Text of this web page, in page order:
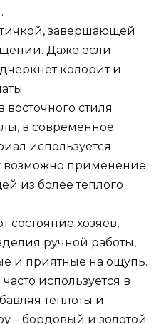
завершающей
Даже если
колорит и
стиля
в современное
используется
возможно применение
из более теплого
состояние хозяев,
ручной работы,
и приятные на ощупь.
используется в
теплоты и
– бордовый и золотой